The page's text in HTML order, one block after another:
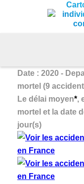
Date : 2020 -
mortel (9
Le délai moyen*,
mortel et la date
jour(s)